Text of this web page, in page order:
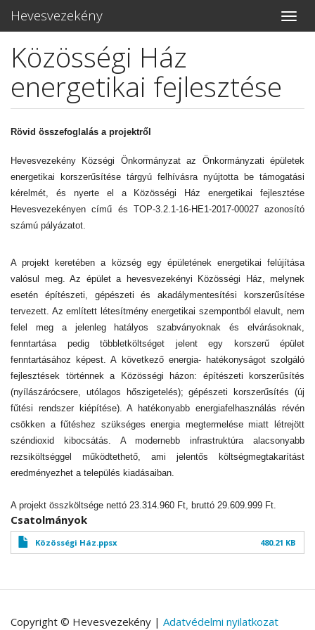
Ugrás
tartalomra
Hevesvezekény
Toggle
Közösségi Ház
energetikai fejlesztése
Rövid összefoglalás a projektről
Hevesvezekény Községi Önkormányzat az Önkormányzati épületek
energetikai korszerűsítése tárgyú felhívásra nyújtotta be támogatási
kérelmét, és nyerte el a Közösségi Ház energetikai fejlesztése
Hevesvezekényen című és TOP-3.2.1-16-HE1-2017-00027 azonosító
számú pályázatot.
A projekt keretében a község egy épületének energetikai felújítása
valósul meg. Az épület a hevesvezekényi Közösségi Ház, melynek
esetén építészeti, gépészeti és akadálymentesítési korszerűsítése
tervezett. Az említett létesítmény energetikai szempontból elavult, nem
felel meg a jelenleg hatályos szabványoknak és elvárásoknak,
fenntartása pedig többletköltséget jelent egy korszerű épület
fenntartásához képest. A következő energia- hatékonyságot szolgáló
fejlesztések történnek a Közösségi házon: építészeti korszerűsítés
(nyílászárócsere, utólagos hőszigetelés); gépészeti korszerűsítés (új
fűtési rendszer kiépítése). A hatékonyabb energiafelhasználás révén
csökken a fűtéshez szükséges energia megtermelése miatt létrejött
széndioxid kibocsátás. A modernebb infrastruktúra alacsonyabb
rezsiköltséggel működtethető, ami jelentős költségmegtakarítást
eredményezhet a település kiadásaiban.
A projekt összköltsége nettó 23.314.960 Ft, bruttó 29.609.999 Ft.
Csatolmányok
Közösségi Ház.ppsx 480.21 KB
Copyright © Hevesvezekény | Adatvédelmi nyilatkozat